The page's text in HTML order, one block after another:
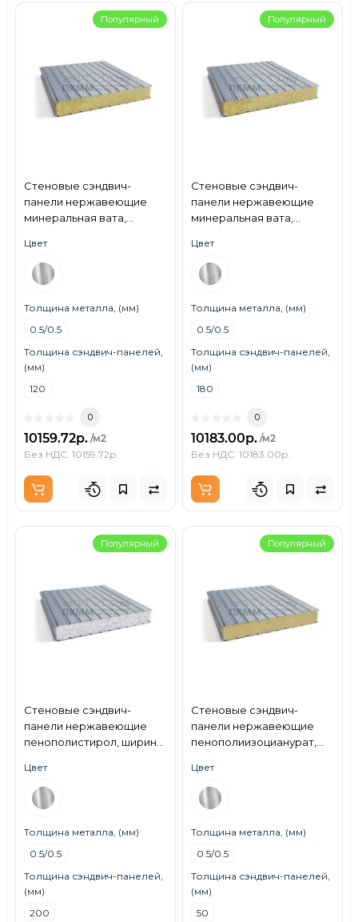
Популярный
Стеновые сэндвич-
панели нержавеющие
минеральная вата,
120 мм, 0.5/0.5, AISI 430
Цвет
Толщина металла, (мм)
0.5/0.5
Толщина сэндвич-панелей,
(мм)
120
0
10159.72р. /м2
Без НДС: 10159.72р.
Популярный
Стеновые сэндвич-
панели нержавеющие
минеральная вата,
180 мм, 0.5/0.5, AISI 430
Цвет
Толщина металла, (мм)
0.5/0.5
Толщина сэндвич-панелей,
(мм)
180
0
10183.00р. /м2
Без НДС: 10183.00р.
Популярный
Стеновые сэндвич-
панели нержавеющие
пенополистирол, ширина
0.5/0.5, AISI 430
Цвет
Толщина металла, (мм)
0.5/0.5
Толщина сэндвич-панелей,
(мм)
200
Популярный
Стеновые сэндвич-
панели нержавеющие
пенополиизоцианурат,
50 мм, 0.5/0.5, AISI 430
Цвет
Толщина металла, (мм)
0.5/0.5
Толщина сэндвич-панелей,
(мм)
50